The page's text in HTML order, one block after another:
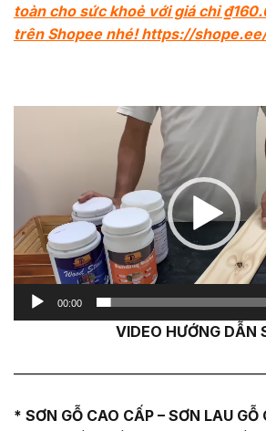
toàn cho sức khoẻ với giá chỉ
trên Shopee nhé! https://
00:00
VIDEO HƯỚNG DẪN
* SƠN GỖ CAO CẤP – SƠN LAU GỖ